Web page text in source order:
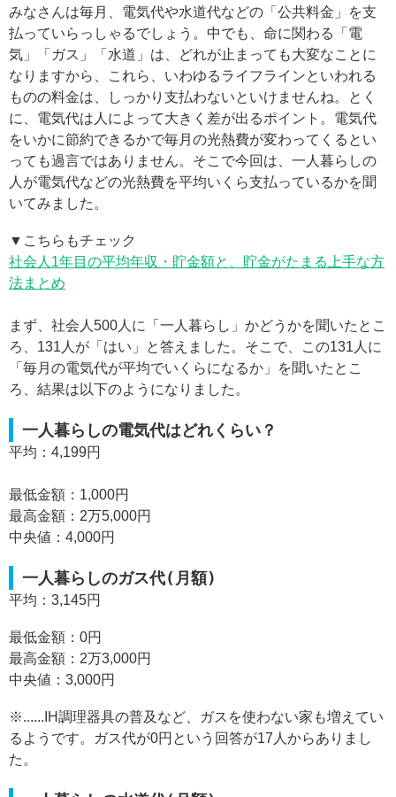
みなさんは毎月、電気代や水道代などの「公共料金」を支
払っていらっしゃるでしょう。中でも、命に関わる「電
気」「ガス」「水道」は、どれが止まっても大変なことに
なりますから、これら、いわゆるライフラインといわれる
ものの料金は、しっかり支払わないといけませんね。とく
に、電気代は人によって大きく差が出るポイント。電気代
をいかに節約できるかで毎月の光熱費が変わってくるとい
っても過言ではありません。そこで今回は、一人暮らしの
人が電気代などの光熱費を平均いくら支払っているかを聞
いてみました。
▼こちらもチェック
社会人1年目の平均年収・貯金額と、貯金がたまる上手な方
法まとめ
まず、社会人500人に「一人暮らし」かどうかを聞いたとこ
ろ、131人が「はい」と答えました。そこで、この131人に
「毎月の電気代が平均でいくらになるか」を聞いたとこ
ろ、結果は以下のようになりました。
一人暮らしの電気代はどれくらい？
平均：4,199円
最低金額：1,000円
最高金額：2万5,000円
中央値：4,000円
一人暮らしのガス代(月額)
平均：3,145円
最低金額：0円
最高金額：2万3,000円
中央値：3,000円
※......IH調理器具の普及など、ガスを使わない家も増えてい
るようです。ガス代が0円という回答が17人からありまし
た。